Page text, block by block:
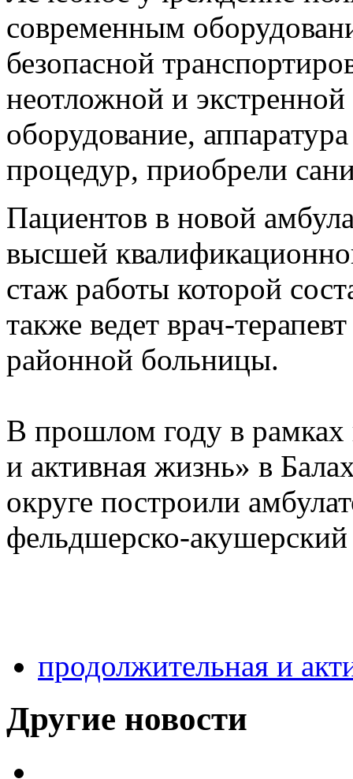
современным
безопасной
неотложной и
оборудование,
процедур, приобрели
Пациентов в новой
высшей
стаж работы которой
также ведет врач-
районной больницы.
В прошлом году в рамках
и активная жизнь» в
округе построили
фельдшерско-
продолжительная и
Другие новости